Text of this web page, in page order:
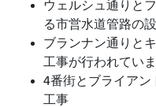
ウェルシュ通りと
る市営水道管路の
ブランナン通りと
工事が行われていま
4番街とブライアン
工事